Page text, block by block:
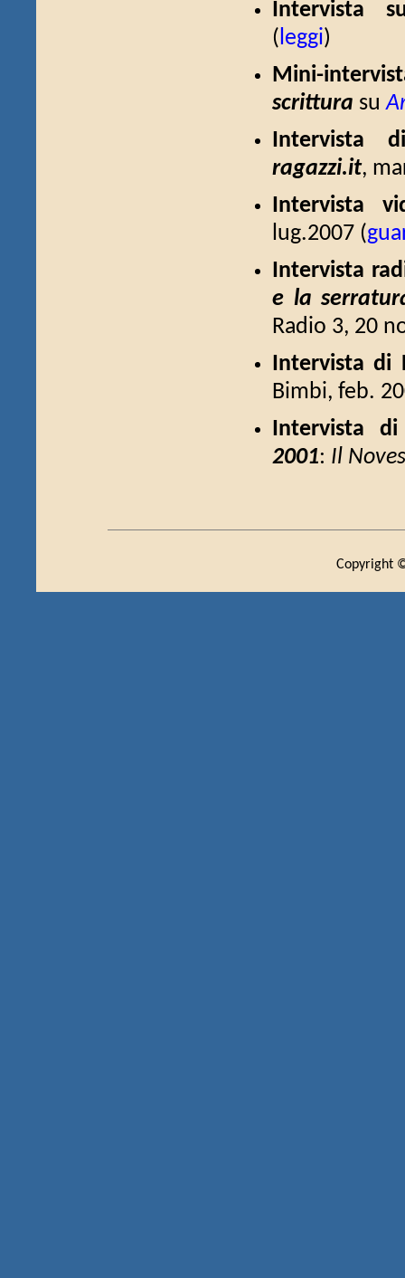
Intervista
(leggi)
Mini-
scrittura su
Intervista
ragazzi.it,
Intervista
lug.2007 (
Intervista
e la
Radio 3, 20
Intervista di
Bimbi, feb.
Intervista
di
2001: Il
Copyright